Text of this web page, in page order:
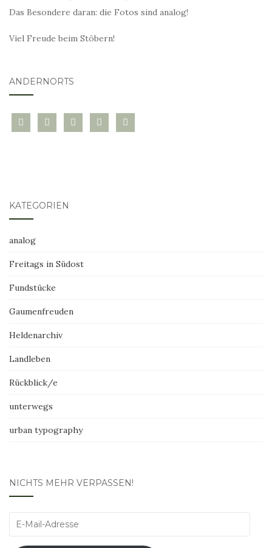
Das Besondere daran: die Fotos sind analog!
Viel Freude beim Stöbern!
ANDERNORTS
bloglovininstagramtwitter pinterest
mail
KATEGORIEN
analog
Freitags in Südost
Fundstücke
Gaumenfreuden
Heldenarchiv
Landleben
Rückblick/e
unterwegs
urban typography
NICHTS MEHR VERPASSEN!
E-